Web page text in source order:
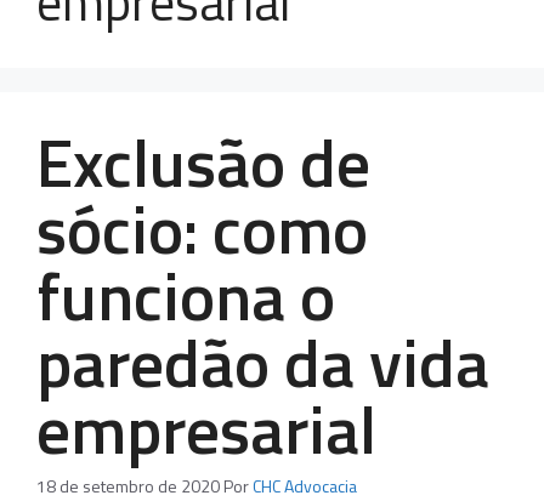
Exclusão de
sócio: como
funciona o
paredão da vida
empresarial
18 de setembro de 2020PorCHC Advocacia